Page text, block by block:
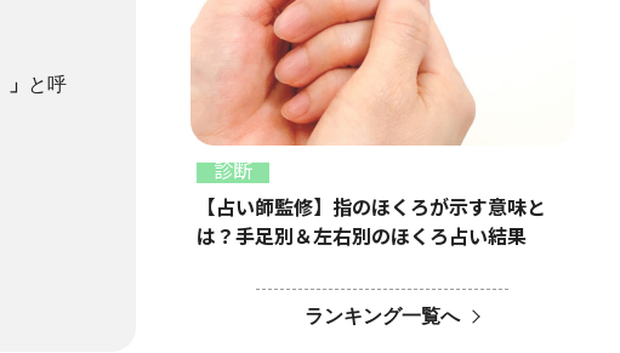
」 と呼
診断
【占い師監修】指のほくろが示す意味と
は？手足別＆左右別のほくろ占い結果
ランキング一覧へ